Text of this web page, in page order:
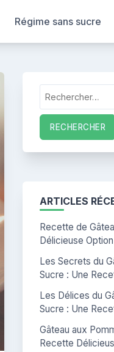
Régime sans sucre
ARTICLES
Recette de
Délicieuse
Les Secrets du
Sucre : Une
Les Délices du
Sucre : Une
Gâteau aux
Recette